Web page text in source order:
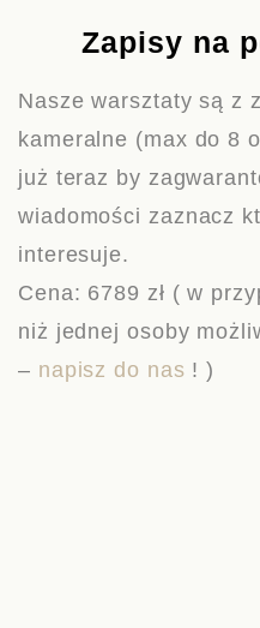
Zapisy na
Nasze warsztaty są z
kameralne (max do 8
już teraz by
wiadomości zaznacz
interesuje.
Cena: 6789 zł (w
niż jednej osoby
– napisz do nas ! )